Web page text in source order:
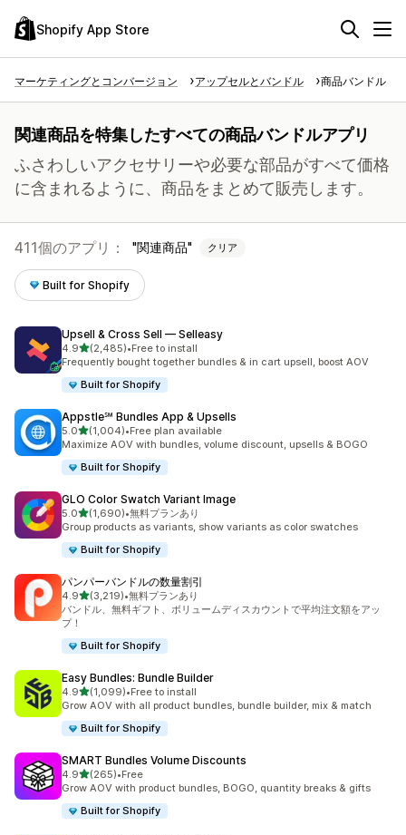
Shopify App Store
マーケティングとコンバージョン アップセルとバンドル 商品バンドル
関連商品を特集したすべての商品バンドルアプリ
ふさわしいアクセサリーや必要な部品がすべて価格
に含まれるように、商品をまとめて販売します。
411個のアプリ： 関連商品 クリア
Built for Shopify
Upsell & Cross Sell — Selleasy
4.95つ星中
(2,485)
合計レビュー数：2485件
•Free to install
Frequently bought together bundles & in cart upsell, boost AOV
Built for Shopify
Appstle℠ Bundles App & Upsells
5.05つ星中
(1,004)
合計レビュー数：1004件
•Free plan available
Maximize AOV with bundles, volume discount, upsells & BOGO
Built for Shopify
GLO Color Swatch Variant Image
5.05つ星中
(1,690)
合計レビュー数：1690件
•無料プランあり
Group products as variants, show variants as color swatches
Built for Shopify
パンパーバンドルの数量割引
4.95つ星中
(3,219)
合計レビュー数：3219件
•無料プランあり
バンドル、無料ギフト、ボリュームディスカウントで平均注文額をアッ
プ！
Built for Shopify
Easy Bundles: Bundle Builder
4.95つ星中
(1,099)
合計レビュー数：1099件
•Free to install
Grow AOV with all product bundles, bundle builder, mix & match
Built for Shopify
SMART Bundles Volume Discounts
4.95つ星中
(265)
合計レビュー数：265件
•Free
Grow AOV with product bundles, BOGO, quantity breaks & gifts
Built for Shopify